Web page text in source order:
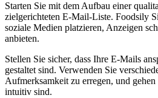
Starten Sie mit dem Aufbau einer
zielgerichteten E-Mail-Liste. Foodsily
soziale Medien platzieren, Anzeigen
anbieten.
Stellen Sie sicher, dass Ihre E-Mails
gestaltet sind. Verwenden Sie
Aufmerksamkeit zu erregen, und
intuitiv sind.